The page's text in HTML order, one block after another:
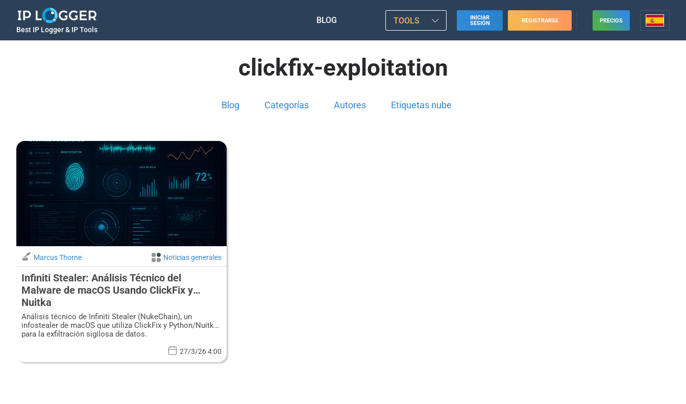
Best IP Logger & IP Tools
BLOG TOOLS
INICIAR
SESIÓN
REGISTRARSE PRECIOS
clickfix-exploitation
Blog Categorías Autores Etiquetas nube
Marcus Thorne Noticias generales
Infiniti Stealer: Análisis Técnico del
Malware de macOS Usando ClickFix y
Nuitka
Análisis técnico de Infiniti Stealer (NukeChain), un
infostealer de macOS que utiliza ClickFix y Python/Nuitka
para la exfiltración sigilosa de datos.
27/3/26 4:00